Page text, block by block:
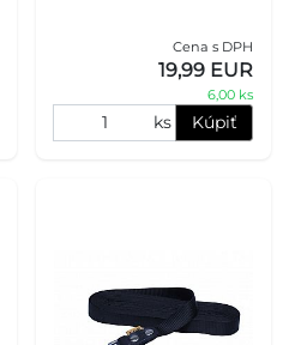
Cena s DPH
19,99 EUR
6,00 ks
ks Kúpiť